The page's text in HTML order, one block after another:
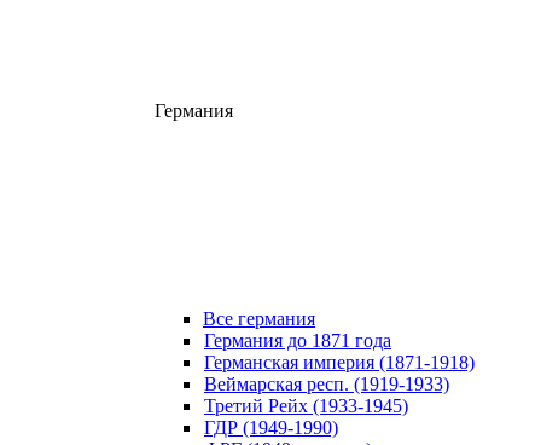
Германия
Все германия
Германия до 1871 года
Германская империя (1871-1918)
Веймарская респ. (1919-1933)
Третий Рейх (1933-1945)
ГДР (1949-1990)